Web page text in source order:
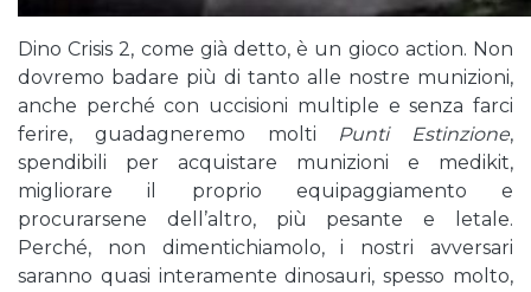
Dino Crisis 2, come già detto, è un gioco action. Non
dovremo badare più di tanto alle nostre munizioni,
anche perché con uccisioni multiple e senza farci
ferire, guadagneremo molti Punti Estinzione,
spendibili per acquistare munizioni e medikit,
migliorare il proprio equipaggiamento e
procurarsene dell’altro, più pesante e letale.
Perché, non dimentichiamolo, i nostri avversari
saranno quasi interamente dinosauri, spesso molto,